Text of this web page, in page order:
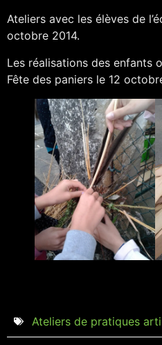
Ateliers avec les élèves de
octobre 2014.
Les réalisations des enfants
Fête des paniers le 12
Ateliers de pratiques